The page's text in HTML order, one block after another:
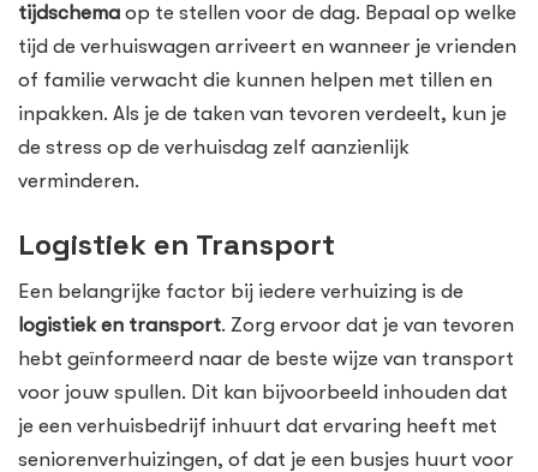
tijdschema op te stellen voor de dag. Bepaal op welke
tijd de verhuiswagen arriveert en wanneer je vrienden
of familie verwacht die kunnen helpen met tillen en
inpakken. Als je de taken van tevoren verdeelt, kun je
de stress op de verhuisdag zelf aanzienlijk
verminderen.
Logistiek en Transport
Een belangrijke factor bij iedere verhuizing is de
logistiek en transport. Zorg ervoor dat je van tevoren
hebt geïnformeerd naar de beste wijze van transport
voor jouw spullen. Dit kan bijvoorbeeld inhouden dat
je een verhuisbedrijf inhuurt dat ervaring heeft met
seniorenverhuizingen, of dat je een busjes huurt voor